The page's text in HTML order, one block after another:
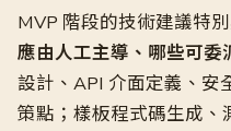
MVP 階段的技術建議特別
應由人工主導、哪些可委
設計、API 介面定義、安
策點；樣板程式碼生成、